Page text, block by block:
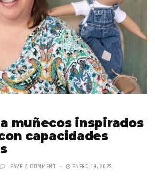
muñecos inspirados
capacidades
LEAVE A COMMENT ENERO 19, 2023